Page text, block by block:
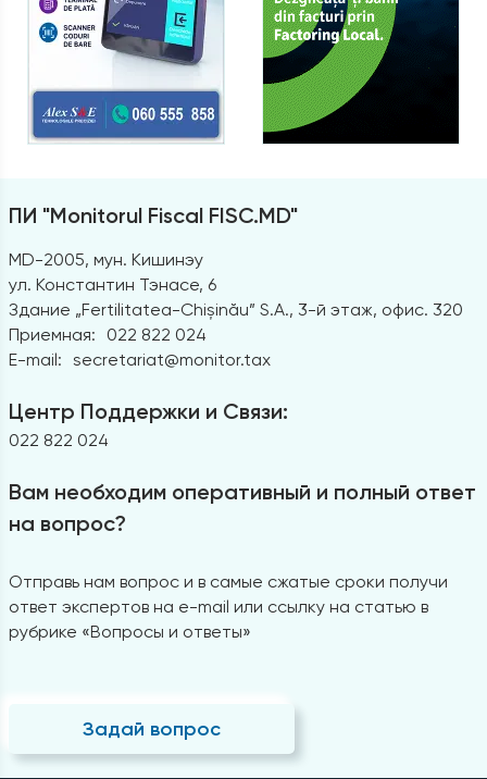
ПИ "Monitorul Fiscal FISC.MD"
MD-2005, мун. Кишинэу
ул. Константин Тэнасе, 6
Здание „Fertilitatea-Chișinău” S.A., 3-й этаж, офис. 320
Приемная:
022 822 024
E-mail: secretariat@monitor.tax
Центр Поддержки и Связи:
022 822 024
Вам необходим оперативный и полный ответ
на вопрос?
Отправь нам вопрос и в самые сжатые сроки получи
ответ экспертов на e-mail или ссылку на статью в
рубрике «Вопросы и ответы»
Задай вопрос